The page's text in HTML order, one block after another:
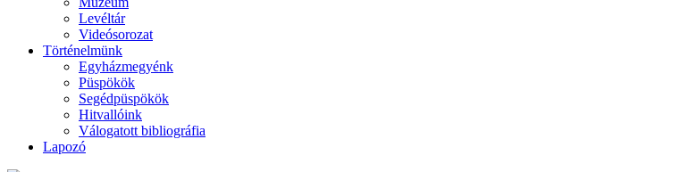
Levéltár
Videósorozat
Történelmünk
Egyházmegyénk
Püspökök
Segédpüspökök
Hitvallóink
Válogatott bibliográfia
Lapozó